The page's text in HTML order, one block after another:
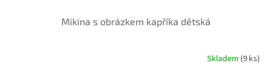
Mikina s obrázkem kapříka dětská
Skladem (9 ks)